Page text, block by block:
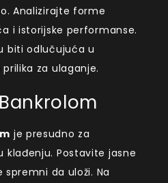
Analizirajte forme
i istorijske performanse.
biti odlučujuća u
za ulaganje.
je presudno za
klađenju. Postavite jasne
da uloži. Na